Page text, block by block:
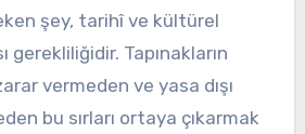
şey, tarihî ve kültürel
gerekliliğidir. Tapınakların
vermeden ve yasa dışı
bu sırları ortaya çıkarmak